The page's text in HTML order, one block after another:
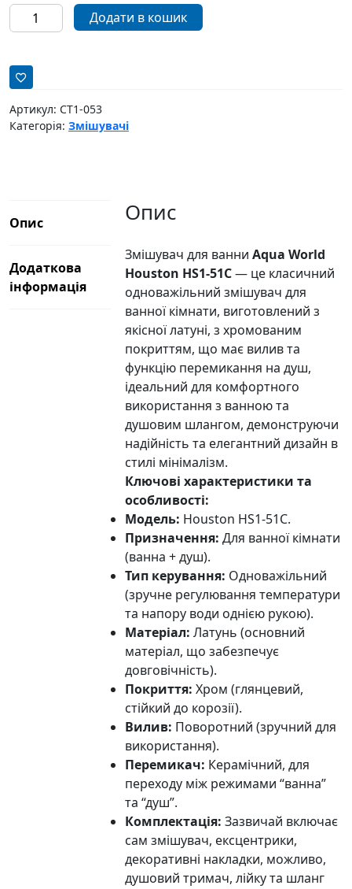
Змішувач
Aqua
для
ванни
HOUSTON
HS1-
Додати в кошик
Артикул: СТ1-053
Категорія: Змішувачі
Опис
Додаткова
інформація
Опис
Змішувач для ванниAqua World
Houston HS1-51C— це класичний
одноважільний змішувач для
ванної кімнати, виготовлений з
якісної латуні, з хромованим
покриттям, що має вилив та
функцію перемикання на душ,
ідеальний для комфортного
використання з ванною та
душовим шлангом, демонструючи
надійність та елегантний дизайн в
стилі мінімалізм.
Ключові характеристики та
особливості:
Модель: Houston HS1-51C.
Призначення: Для ванної кімнати
(ванна + душ).
Тип керування: Одноважільний
(зручне регулювання температури
та напору води однією рукою).
Матеріал: Латунь (основний
матеріал, що забезпечує
довговічність).
Покриття: Хром (глянцевий,
стійкий до корозії).
Вилив: Поворотний (зручний для
використання).
Перемикач: Керамічний, для
переходу між режимами “ванна”
та “душ”.
Комплектація: Зазвичай включає
сам змішувач, ексцентрики,
декоративні накладки, можливо,
душовий тримач, лійку та шланг